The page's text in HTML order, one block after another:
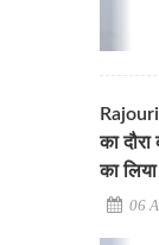
Rajouri
का
का
06